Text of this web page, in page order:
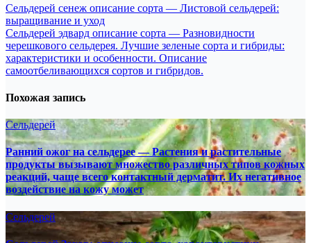
Навигация
по
записям
Сельдерей сенеж описание сорта — Листовой сельдерей:
выращивание и уход
Сельдерей эдвард описание сорта — Разновидности
черешкового сельдерея. Лучшие зеленые сорта и гибриды:
характеристики и особенности. Описание
самоотбеливающихся сортов и гибридов.
Похожая запись
Сельдерей
Ранний ожог на сельдерее — Растения и растительные
продукты вызывают множество различных типов кожных
реакций, чаще всего контактный дерматит. Их негативное
воздействие на кожу может
Сельдерей